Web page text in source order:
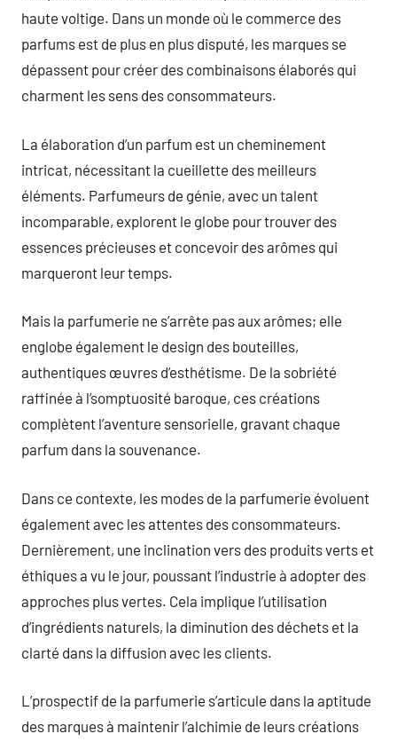
haute voltige. Dans un monde où le commerce des
parfums est de plus en plus disputé, les marques se
dépassent pour créer des combinaisons élaborés qui
charment les sens des consommateurs.
La élaboration d’un parfum est un cheminement
intricat, nécessitant la cueillette des meilleurs
éléments. Parfumeurs de génie, avec un talent
incomparable, explorent le globe pour trouver des
essences précieuses et concevoir des arômes qui
marqueront leur temps.
Mais la parfumerie ne s’arrête pas aux arômes; elle
englobe également le design des bouteilles,
authentiques œuvres d’esthétisme. De la sobriété
raffinée à l’somptuosité baroque, ces créations
complètent l’aventure sensorielle, gravant chaque
parfum dans la souvenance.
Dans ce contexte, les modes de la parfumerie évoluent
également avec les attentes des consommateurs.
Dernièrement, une inclination vers des produits verts et
éthiques a vu le jour, poussant l’industrie à adopter des
approches plus vertes. Cela implique l’utilisation
d’ingrédients naturels, la diminution des déchets et la
clarté dans la diffusion avec les clients.
L’prospectif de la parfumerie s’articule dans la aptitude
des marques à maintenir l’alchimie de leurs créations